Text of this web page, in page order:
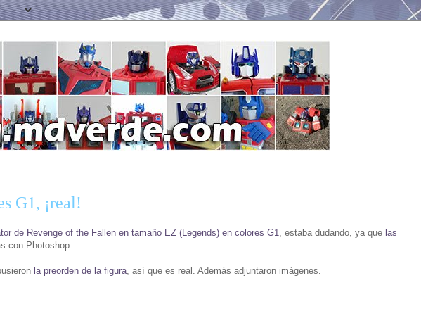
G1, ¡real!
de Revenge of the Fallen en tamaño EZ (Legends) en colores G1 , estaba dudando, ya que las
con Photoshop.
la preorden de la figura , así que es real. Además adjuntaron imágenes.